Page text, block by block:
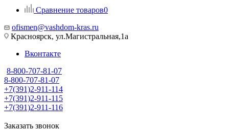
Сравнение товаров0
ofismen@vashdom-kras.ru
Красноярск, ул.Магистральная,1а
Вконтакте
8-800-707-81-07
8-800-707-81-07
+7(391)2-911-114
+7(391)2-911-115
+7(391)2-911-116
Заказать звонок